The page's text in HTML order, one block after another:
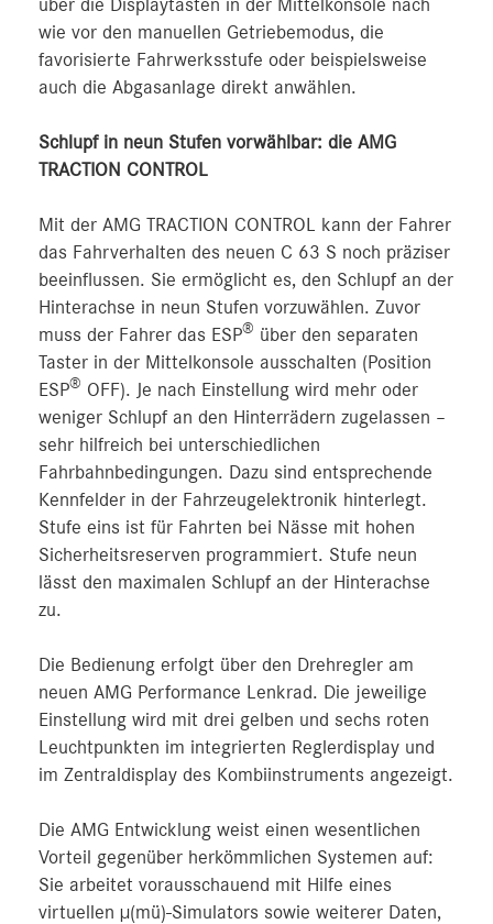
über die Displaytasten in der Mittelkonsole nach
wie vor den manuellen Getriebemodus, die
favorisierte Fahrwerksstufe oder beispielsweise
auch die Abgasanlage direkt anwählen.
Schlupf in neun Stufen vorwählbar: die AMG
TRACTION CONTROL
Mit der AMG TRACTION CONTROL kann der Fahrer
das Fahrverhalten des neuen C 63 S noch präziser
beeinflussen. Sie ermöglicht es, den Schlupf an der
Hinterachse in neun Stufen vorzuwählen. Zuvor
muss der Fahrer das ESP® über den separaten
Taster in der Mittelkonsole ausschalten (Position
ESP® OFF). Je nach Einstellung wird mehr oder
weniger Schlupf an den Hinterrädern zugelassen –
sehr hilfreich bei unterschiedlichen
Fahrbahnbedingungen. Dazu sind entsprechende
Kennfelder in der Fahrzeugelektronik hinterlegt.
Stufe eins ist für Fahrten bei Nässe mit hohen
Sicherheitsreserven programmiert. Stufe neun
lässt den maximalen Schlupf an der Hinterachse
zu.
Die Bedienung erfolgt über den Drehregler am
neuen AMG Performance Lenkrad. Die jeweilige
Einstellung wird mit drei gelben und sechs roten
Leuchtpunkten im integrierten Reglerdisplay und
im Zentraldisplay des Kombiinstruments angezeigt.
Die AMG Entwicklung weist einen wesentlichen
Vorteil gegenüber herkömmlichen Systemen auf:
Sie arbeitet vorausschauend mit Hilfe eines
virtuellen µ(mü)-Simulators sowie weiterer Daten,